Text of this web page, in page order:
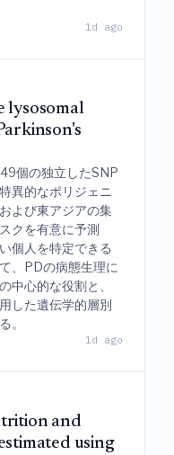
1d ago
lysosomal
個の独立したSNP
異的なポリジェニ
よび東アジアの集
クを有意に予測
個人を特定できる
、PDの病態生理に
中心的な役割と、
した遺伝学的層別
。
1d ago
and
using